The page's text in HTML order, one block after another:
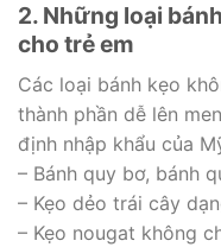
2. Những loại
cho trẻ em
Các loại bánh kẹo
thành phần dễ lên
định nhập khẩu của
– Bánh quy bơ, bánh
– Kẹo dẻo trái cây
– Kẹo nougat không